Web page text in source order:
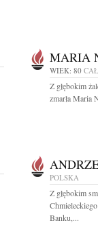
MARIA
WIEK: 80
Z głębokim
zmarła Maria
POLSKA
Z głębokim
Banku,...